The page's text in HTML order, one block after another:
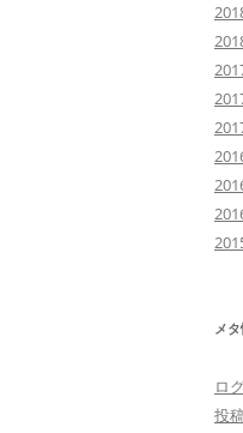
メ
ロ
投